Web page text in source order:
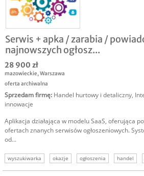
Serwis + apka / zarabia /
najnowszych ogłosz...
28 900 zł
mazowieckie,Warszawa
oferta archiwalna
Sprzedam firmę: Handel hurtowy i detaliczny,
innowacje
Aplikacja działająca w modelu SaaS, oferująca
ofertach znanych serwisów ogłoszeniowych.
od...
wyszukiwarka okazje ogłoszenia handel
sprzedam firmę